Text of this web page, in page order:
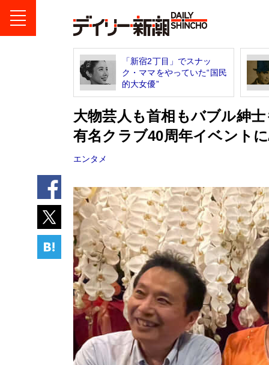
「新宿2丁目」でスナッ
ク・ママをやっていた“国民
的大女優”
大物芸人も首相もバブル紳
有名クラブ40周年イベント
エンタメ